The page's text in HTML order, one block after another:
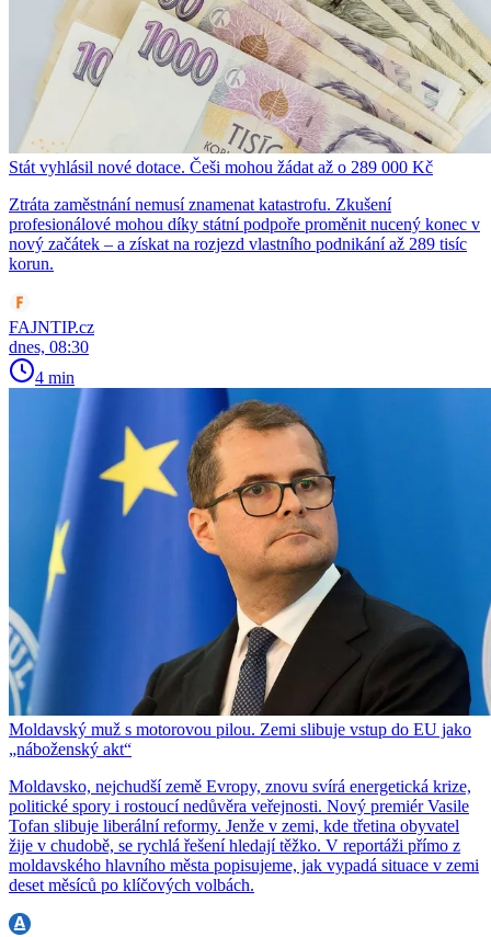
Stát vyhlásil nové dotace. Češi mohou žádat až o 289 000 Kč
Ztráta zaměstnání nemusí znamenat katastrofu. Zkušení
profesionálové mohou díky státní podpoře proměnit nucený konec v
nový začátek – a získat na rozjezd vlastního podnikání až 289 tisíc
korun.
FAJNTIP.cz
dnes, 08:30
4 min
Moldavský muž s motorovou pilou. Zemi slibuje vstup do EU jako
„náboženský akt“
Moldavsko, nejchudší země Evropy, znovu svírá energetická krize,
politické spory i rostoucí nedůvěra veřejnosti. Nový premiér Vasile
Tofan slibuje liberální reformy. Jenže v zemi, kde třetina obyvatel
žije v chudobě, se rychlá řešení hledají těžko. V reportáži přímo z
moldavského hlavního města popisujeme, jak vypadá situace v zemi
deset měsíců po klíčových volbách.